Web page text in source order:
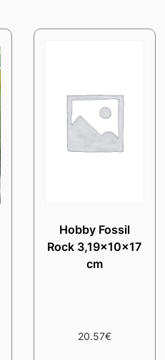
Hobby Fossil
Rock 3,19x10x17
cm
20.57€